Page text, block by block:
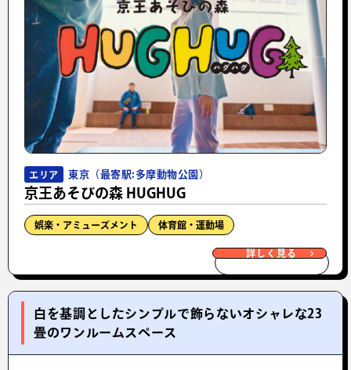
エリア 東京（最寄駅:多摩動物公園）
京王あそびの森 HUGHUG
娯楽・アミューズメント 体育館・運動場
詳しく見る
白を基調としたシンプルで飾らないオシャレな23
畳のワンルームスペース